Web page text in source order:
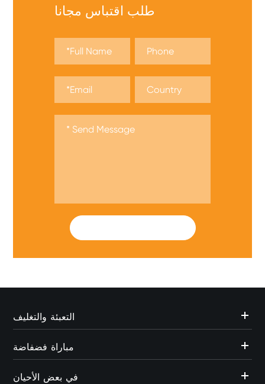
طلب اقتباس مجانا
التعبئة والتغليف
مباراة فضفاضة
في بعض الأحيان